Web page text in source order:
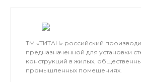
ТМ «ТИТАН» российский
предназначенной для установки
конструкций в жилых,
промышленных помещениях.